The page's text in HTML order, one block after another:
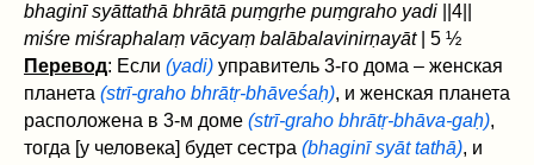
bhaginī syāt‌tathā bhrātā puṃgṛhe puṃgraho yadi
||4||
miśre miśraphalaṃ vācyaṃ balābalavinirṇayāt‌
| 5 ½
Перевод: Если (yadi) управитель 3-го дома – женская
планета (strī-graho bhrātṛ-bhāveśaḥ), и женская планета
расположена в 3-м доме (strī-graho bhrātṛ-bhāva-gaḥ),
тогда [у человека] будет сестра (bhaginī syāt‌ tathā), и